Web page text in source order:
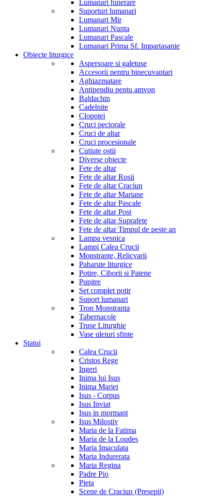
Lumanari funerare
Suporturi lumanari
Lumanari Mir
Lumanari Nunta
Lumanari Pascale
Lumanari Prima Sf. Impartasanie
Obiecte liturgice
Aspersoare si galetuse
Accesorii pentru binecuvantari
Aghiazmatare
Antipendiu pentu amvon
Baldachin
Cadelnite
Clopotei
Cruci pectorale
Cruci de altar
Cruci procesionale
Cutiute ostii
Diverse obiecte
Fete de altar
Fete de altar Rosii
Fete de altar Craciun
Fete de altar Mariane
Fete de altar Pascale
Fete de altar Post
Fete de altar Suprafete
Fete de altar Timpul de peste an
Lampa vesnica
Lampi Calea Crucii
Monstrante, Relicvarii
Paharute liturgice
Potire, Ciborii si Patene
Pupitre
Set complet potir
Suport lumanari
Tron Monstranta
Tabernacole
Truse Liturghie
Vase uleiuri sfinte
Statui
Calea Crucii
Cristos Rege
Ingeri
Inima lui Isus
Inima Mariei
Isus - Corpus
Isus Inviat
Isus in mormant
Isus Milostiv
Maria de la Fatima
Maria de la Loudes
Maria Imaculata
Maria Indurerata
Maria Regina
Padre Pio
Pieta
Scene de Craciun (Presepii)